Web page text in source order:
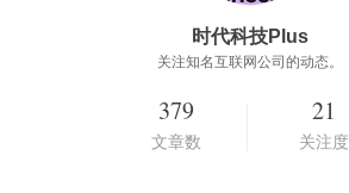
时代科技Plus
关注知名互联网公司的动态。
379
文章数
21
关注度